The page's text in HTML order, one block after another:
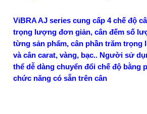
ViBRA AJ series cung cấp 4 chế độ
trọng lượng đơn giản, cân đếm số
từng sản phẩm, cân phần trăm trọng
và cân carat, vàng, bạc.. Người sử
thể dễ dàng chuyển đổi chế độ bằng
chức năng có sẵn trên cân